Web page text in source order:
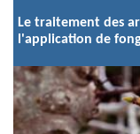
Le traitement des
l'application de